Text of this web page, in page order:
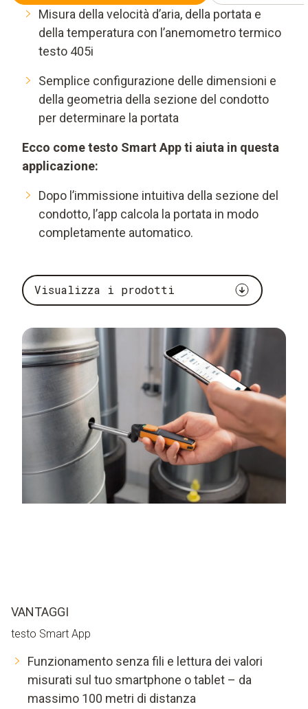
Misura della velocità d’aria, della portata e
della temperatura con l’anemometro termico
testo 405i
Semplice configurazione delle dimensioni e
della geometria della sezione del condotto
per determinare la portata
Ecco come testo Smart App ti aiuta in questa
applicazione:
Dopo l’immissione intuitiva della sezione del
condotto, l’app calcola la portata in modo
completamente automatico.
Visualizza i prodotti
VANTAGGI
testo Smart App
Funzionamento senza fili e lettura dei valori
misurati sul tuo smartphone o tablet – da
massimo 100 metri di distanza